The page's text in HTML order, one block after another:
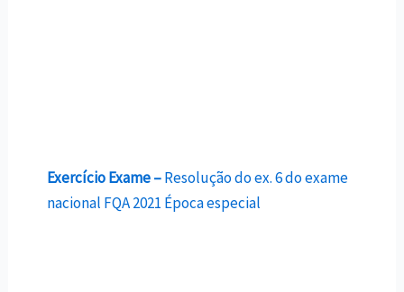
Exercício Exame –Resolução do ex. 6 do exame
nacional FQA 2021 Época especial